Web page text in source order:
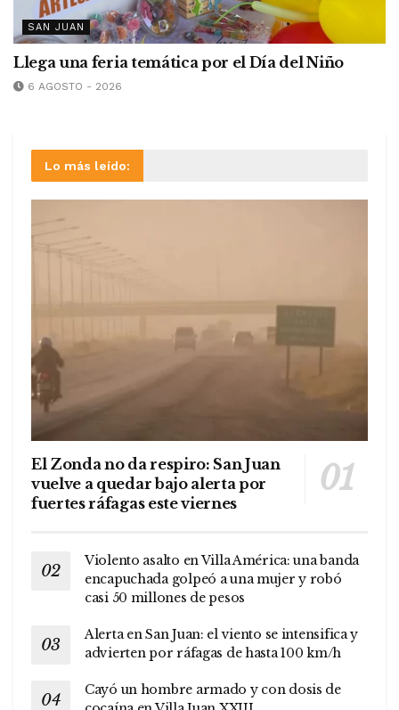
SAN JUAN
Llega una feria temática por el Día del Niño
6 AGOSTO - 2026
Lo más leído:
El Zonda no da respiro: San Juan
vuelve a quedar bajo alerta por
fuertes ráfagas este viernes
Violento asalto en Villa América: una banda
encapuchada golpeó a una mujer y robó
casi 50 millones de pesos
Alerta en San Juan: el viento se intensifica y
advierten por ráfagas de hasta 100 km/h
Cayó un hombre armado y con dosis de